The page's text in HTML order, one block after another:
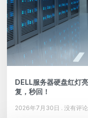
DELL服务器硬盘红灯
复，秒回！
2026年7月30日 没有评论